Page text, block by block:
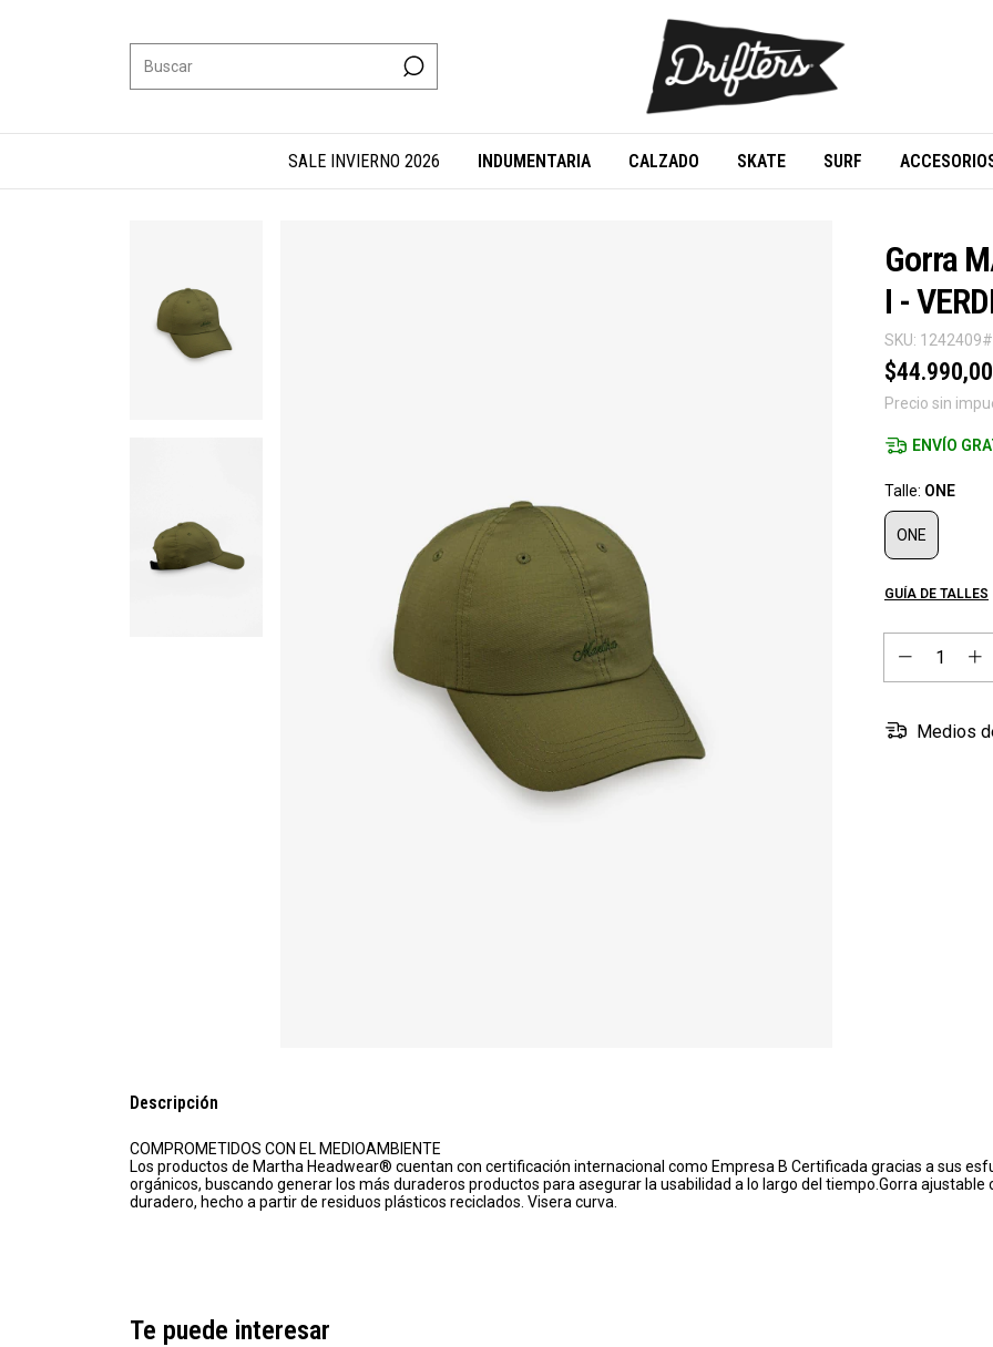
SALE INVIERNO 2026 INDUMENTARIA CALZADO SKATE SURF
Gorra
I -
SKU:
$44.990,00
Precio sin
ENVÍO
Talle: ONE
ONE
GUÍA DE TALLES
Medios
Descripción
COMPROMETIDOS CON EL MEDIOAMBIENTE
Los productos de Martha Headwear® cuentan con certificación internacional como Empresa B Certificada gracias a sus
orgánicos, buscando generar los más duraderos productos para asegurar la usabilidad a lo largo del tiempo.Gorra
duradero, hecho a partir de residuos plásticos reciclados. Visera curva.
Te puede interesar